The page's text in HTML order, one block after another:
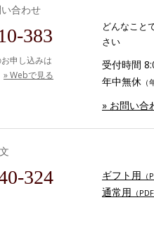
合わせ
383
申し込みは
» Webで見る
どんなこと
さい
受付時間
年中無休
» お問い合
324 ギフト用
通常用 （